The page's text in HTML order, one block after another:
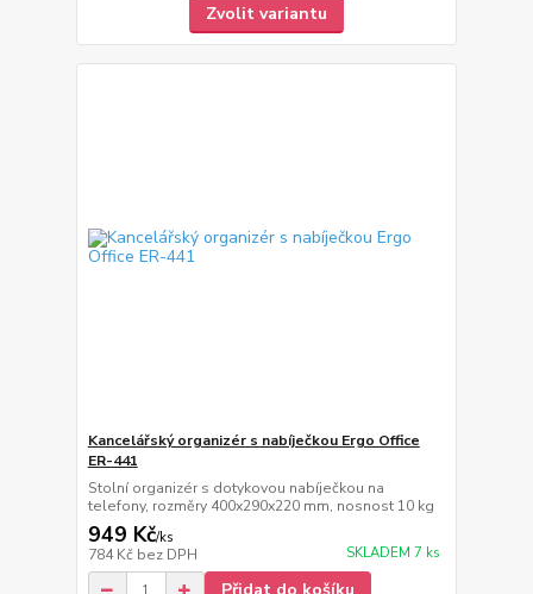
Zvolit variantu
Kancelářský organizér s nabíječkou Ergo Office
ER-441
Stolní organizér s dotykovou nabíječkou na
telefony, rozměry 400x290x220 mm, nosnost 10 kg
949 Kč/ks
784 Kč bez DPH SKLADEM 7 ks